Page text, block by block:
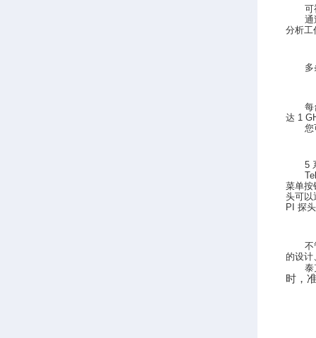
可
通
分析工
每
达 1
您
5
菜单按
头可以
PI 探
不
的设计
泰
时，